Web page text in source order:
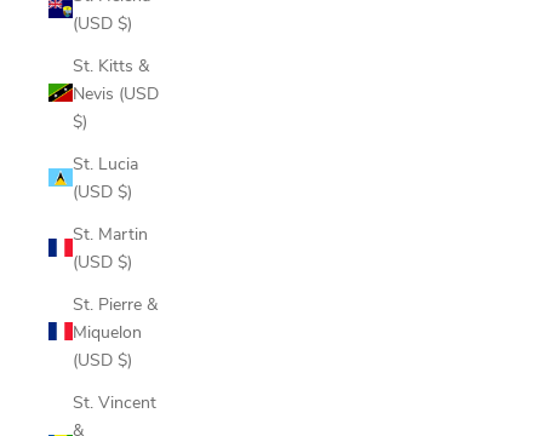
(USD $)
St. Kitts &
Nevis (USD
$)
St. Lucia
(USD $)
St. Martin
(USD $)
St. Pierre &
Miquelon
(USD $)
St. Vincent
&